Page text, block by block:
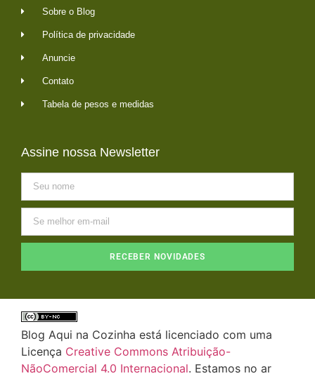
Sobre o Blog
Política de privacidade
Anuncie
Contato
Tabela de pesos e medidas
Assine nossa Newsletter
RECEBER NOVIDADES
Blog Aqui na Cozinha está licenciado com uma
Licença Creative Commons Atribuição-
NãoComercial 4.0 Internacional. Estamos no ar